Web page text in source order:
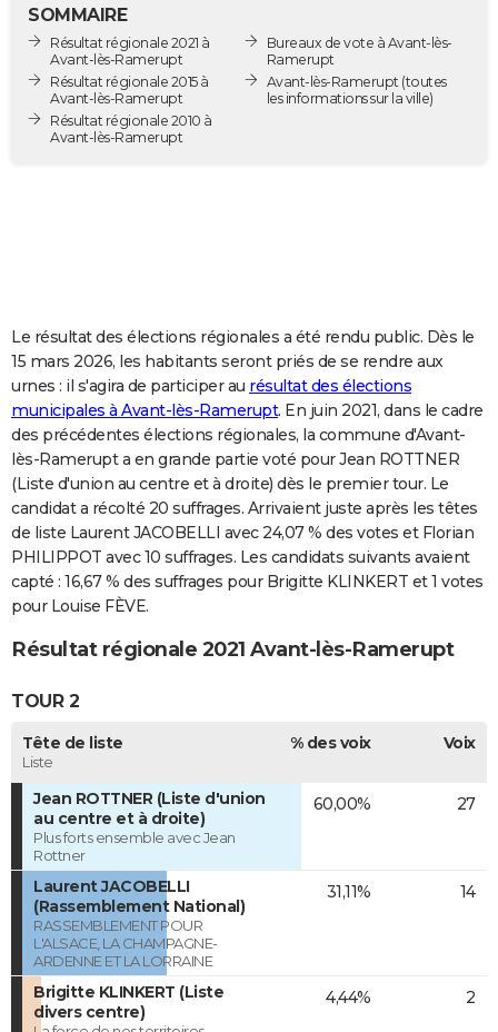
Destinations
City break
Voyage nature
Voyage de noces
Forum
Climat
GUIDES D'ACHAT
BONS PLANS
S'inscrire
Se connecter
Lycées
Collèges
Primaires
Universités
Entreprises
Service militaire
Avis de recherche
AVIS DE DÉCÈS
FORUM
Bricolage
Lifestyle
Culture
Sport
Auto
Television
Voyage
Cinema
SOMMAIRE
Résultat régionale 2021 à
Avant-lès-Ramerupt
Résultat régionale 2015 à
Avant-lès-Ramerupt
Résultat régionale 2010 à
Avant-lès-Ramerupt
Bureaux de vote à Avant-lès-
Ramerupt
Avant-lès-Ramerupt (toutes
les informations sur la ville)
Le résultat des élections régionales a été rendu public. Dès le
15 mars 2026, les habitants seront priés de se rendre aux
urnes : il s'agira de participer au résultat des élections
municipales à Avant-lès-Ramerupt. En juin 2021, dans le cadre
des précédentes élections régionales, la commune d'Avant-
lès-Ramerupt a en grande partie voté pour Jean ROTTNER
(Liste d'union au centre et à droite) dès le premier tour. Le
candidat a récolté 20 suffrages. Arrivaient juste après les têtes
de liste Laurent JACOBELLI avec 24,07 % des votes et Florian
PHILIPPOT avec 10 suffrages. Les candidats suivants avaient
capté : 16,67 % des suffrages pour Brigitte KLINKERT et 1 votes
pour Louise FÈVE.
Résultat régionale 2021 Avant-lès-Ramerupt
TOUR 2
Tête de liste
Liste
% des voix Voix
Jean ROTTNER (Liste d'union
au centre et à droite)
Plus forts ensemble avec Jean
Rottner
60,00% 27
Laurent JACOBELLI
(Rassemblement National)
RASSEMBLEMENT POUR
L'ALSACE, LA CHAMPAGNE-
ARDENNE ET LA LORRAINE
31,11% 14
Brigitte KLINKERT (Liste
divers centre)
4,44% 2